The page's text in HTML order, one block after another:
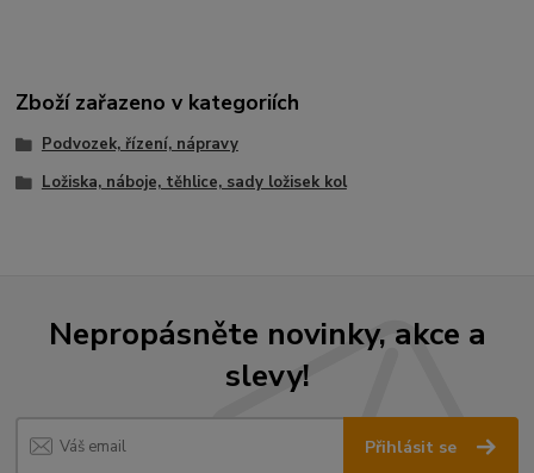
Zboží zařazeno v kategoriích
Podvozek, řízení, nápravy
Ložiska, náboje, těhlice, sady ložisek kol
Nepropásněte novinky, akce a
slevy!
Přihlásit se